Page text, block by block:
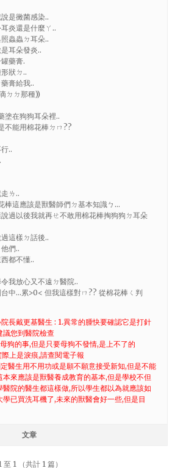
是黴菌感染..
炎還是什麼ㄚ..
蟲蟲ㄉ耳朵..
耳朵發炎..
藥膏.
狀ㄉ..
膏給我..
ㄉㄉ那種))
塗在狗狗耳朵裡..
不能用棉花棒ㄉㄇ??
..
ㄌ..
棒這應該是獸醫師們ㄉ基本知識ㄅ…
過以後我就再ㄝ不敢用棉花棒掏狗狗ㄉ耳朵
這樣ㄉ話後..
們..
都不懂..
我放心又不遠ㄉ醫院..
中…累>0< 但我這樣對ㄇ?? 從棉花棒ㄑ判
長戴更基醫生 : 1.異常的腫快要確認它是打針
議您到醫院檢查
狗的事,但是只要母狗不發情,是上不了的
上是淚痕,請查閱電子報
醫生用不用功或是願不願意接受新知,但是不能
本來應該是獸醫養成教育的基本,但是學校不但
醫院的醫生都這樣做,所以學生都以為就應該如
學已買洗耳機了,未來的獸醫會好一些,但是目
文章
1 （共計 1 篇）